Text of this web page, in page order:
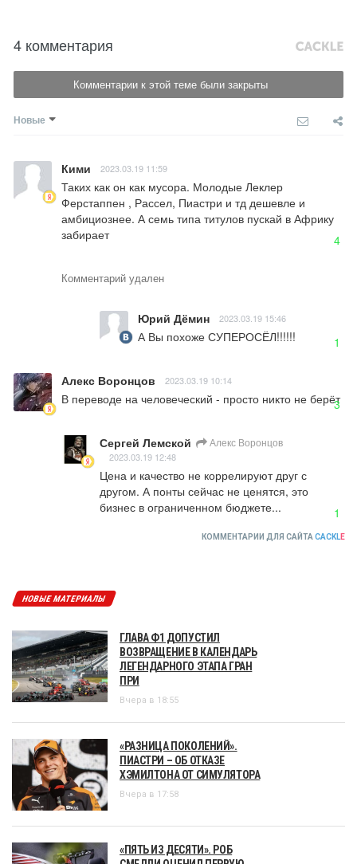
4 комментария
Комментарии к этой теме были закрыты
Новые
Кими 2023.03.19 11:59
Таких как он как мусора. Молодые Леклер
Ферстаппен , Рассел, Пиастри и тд дешевле и
амбициознее. А семь типа титулов пускай в Африку
забирает
4
Комментарий удален
Юрий Дёмин 2023.03.19 15:46
А Вы похоже СУПЕРОСЁЛ!!!!!! 1
Алекс Воронцов 2023.03.19 10:14
В переводе на человеческий - просто никто не берёт
3
Сергей Лемской Алекс Воронцов
2023.03.19 12:48
Цена и качество не коррелируют друг с
другом. А понты сейчас не ценятся, это
бизнес в ограниченном бюджете...
1
КОММЕНТАРИИ ДЛЯ САЙТА CACKLE
НОВЫЕ МАТЕРИАЛЫ
ГЛАВА Ф1 ДОПУСТИЛ
ВОЗВРАЩЕНИЕ В КАЛЕНДАРЬ
ЛЕГЕНДАРНОГО ЭТАПА ГРАН
ПРИ
Вчера в 18:55
«РАЗНИЦА ПОКОЛЕНИЙ».
ПИАСТРИ – ОБ ОТКАЗЕ
ХЭМИЛТОНА ОТ СИМУЛЯТОРА
Вчера в 17:58
«ПЯТЬ ИЗ ДЕСЯТИ». РОБ